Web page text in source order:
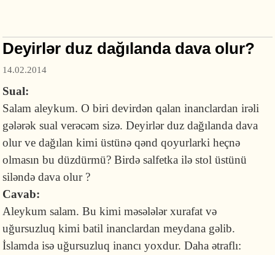
Deyirlər duz dağılanda dava olur?
14.02.2014
Sual:
Salam aleykum. O biri devirdən qalan inanclardan irəli
gələrək sual verəcəm sizə. Deyirlər duz dağılanda dava
olur ve dağılan kimi üstünə qənd qoyurlarki heçnə
olmasın bu düzdürmü? Birdə salfetka ilə stol üstünü
siləndə dava olur ?
Cavab:
Aleykum salam. Bu kimi məsələlər xurafat və
uğursuzluq kimi batil inanclardan meydana gəlib.
İslamda isə uğursuzluq inancı yoxdur. Daha ətraflı: